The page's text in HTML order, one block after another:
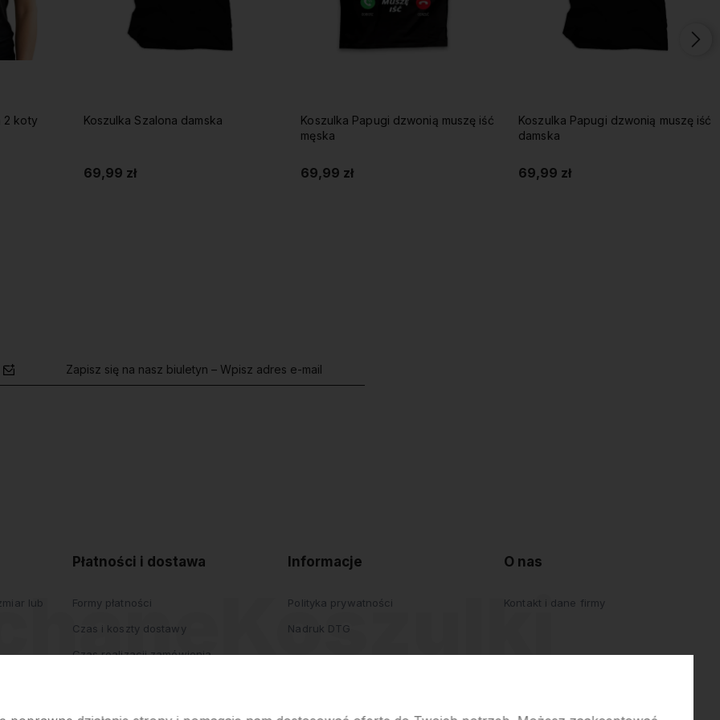
2 koty
Koszulka Szalona damska
69,99 zł
Koszulka Papugi dzwonią muszę iść
męska
69,99 zł
Koszulka Papugi dzwonią muszę iść
damska
69,99 zł
Zapisz się na nasz biuletyn – Wpisz adres e-mail
lub
Płatności i dostawa
Formy płatności
Czas i koszty dostawy
Czas realizacji zamówienia
Informacje
Polityka prywatności
Nadruk DTG
O nas
Kontakt i dane firmy